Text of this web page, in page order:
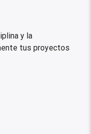
y la
tus proyectos